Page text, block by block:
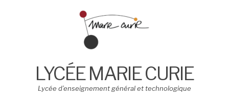
LYCÉE MARIE CURIE
Lycée d’enseignement général et technologique